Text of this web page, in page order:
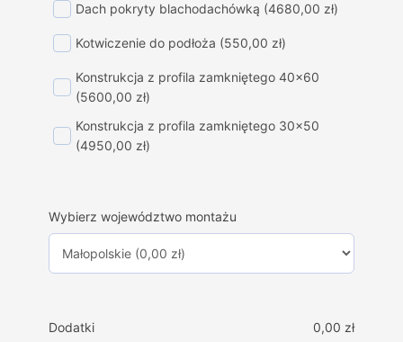
Dach pokryty blachodachówką (4680,00 zł)
Kotwiczenie do podłoża (550,00 zł)
Konstrukcja z profila zamkniętego 40x60
(5600,00 zł)
Konstrukcja z profila zamkniętego 30x50
(4950,00 zł)
Wybierz województwo montażu
Dodatki 0,00 zł